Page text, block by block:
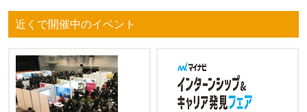
近くで開催中のイベント